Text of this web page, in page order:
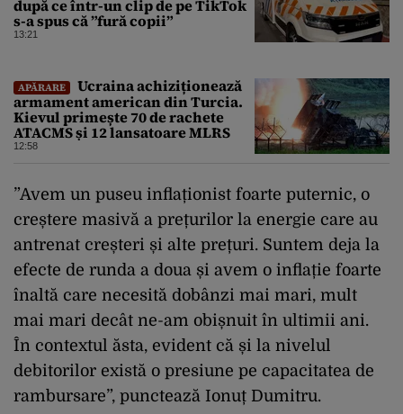
după ce într-un clip de pe TikTok
s-a spus că ”fură copii”
13:21
APĂRARE
Ucraina achiziționează
armament american din Turcia.
Kievul primește 70 de rachete
ATACMS și 12 lansatoare MLRS
12:58
”Avem un puseu inflaționist foarte puternic, o
creștere masivă a prețurilor la energie care au
antrenat creșteri și alte prețuri. Suntem deja la
efecte de runda a doua și avem o inflație foarte
înaltă care necesită dobânzi mai mari, mult
mai mari decât ne-am obișnuit în ultimii ani.
În contextul ăsta, evident că și la nivelul
debitorilor există o presiune pe capacitatea de
rambursare”, punctează Ionuț Dumitru.